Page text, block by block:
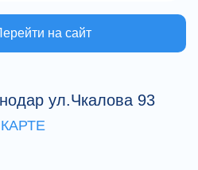
на сайт
ул.Чкалова 93